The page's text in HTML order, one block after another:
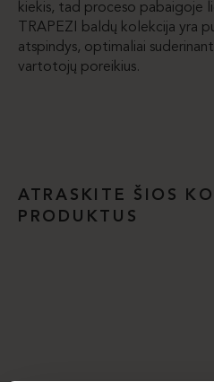
kiekis, tad proceso pabaigoje
TRAPEZI baldų kolekcija yra
atspindys, optimaliai
vartotojų poreikius.
ATRASKITE ŠIOS
PRODUKTUS